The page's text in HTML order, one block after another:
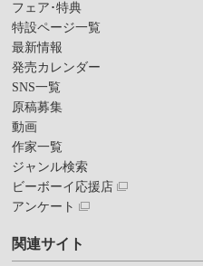
フェア･特典
特設ページ一覧
最新情報
発売カレンダー
SNS一覧
原稿募集
動画
作家一覧
ジャンル検索
ビーボーイ応援店
アンケート
関連サイト